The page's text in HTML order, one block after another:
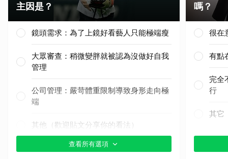
主因是？
鏡頭需求：為了上鏡好看藝人只能極端瘦
大眾審查：稍微變胖就被認為沒做好自我
管理
公司管理：嚴苛體重限制導致身形走向極
端
其他（歡迎貼文分享你的看法）
查看所有選項
嗎？
很在
有點
完全
行
其它